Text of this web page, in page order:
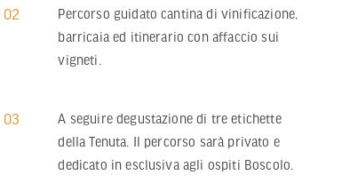
02
Percorso guidato cantina di vinificazione,
barricaia ed itinerario con affaccio sui
vigneti.
03
A seguire degustazione di tre etichette
della Tenuta. Il percorso sarà privato e
dedicato in esclusiva agli ospiti Boscolo.